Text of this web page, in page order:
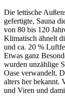
Die lettische
gefertigte, Sauna
von 80 bis 120
Klimatisch ähnelt
und ca. 20 %
Etwas ganz
wurden unzählige
Oase verwandelt.
alters her bekannt.
und Viren und